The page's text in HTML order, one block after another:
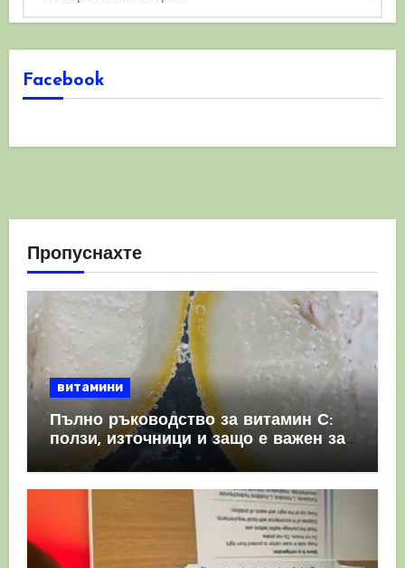
Facebook
Пропуснахте
витамини
Пълно ръководство за витамин С:
ползи, източници и защо е важен за
имунната система